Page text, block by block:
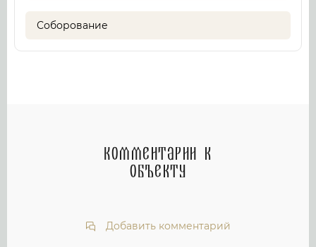
Соборование
Комментарии к
объекту
Добавить комментарий